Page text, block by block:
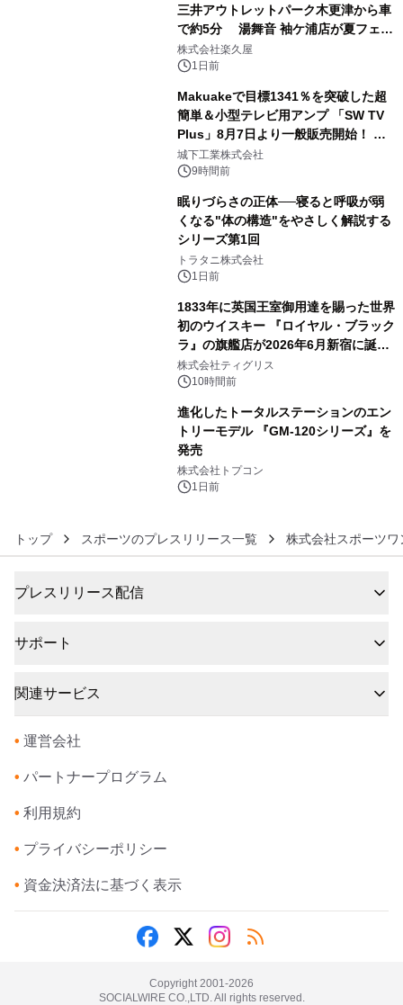
三井アウトレットパーク木更津から車
で約5分 湯舞音 袖ケ浦店が夏フェア
メニューを提供
株式会社楽久屋
1日前
Makuakeで目標1341％を突破した超
簡単＆小型テレビ用アンプ 「SW TV
Plus」8月7日より一般販売開始！ ケ
ーブル1本つなぐだけ、テレビの音が
ぐっと豊かに
城下工業株式会社
9時間前
眠りづらさの正体──寝ると呼吸が弱
くなる"体の構造"をやさしく解説する
シリーズ第1回
トラタニ株式会社
1日前
1833年に英国王室御用達を賜った世界
初のウイスキー 『ロイヤル・ブラック
ラ』の旗艦店が2026年6月新宿に誕
生 バカルディ ジャパンと連携した
没入型バー「BAR Arca」
株式会社ティグリス
10時間前
進化したトータルステーションのエン
トリーモデル 『GM-120シリーズ』を
発売
株式会社トプコン
1日前
トップ スポーツのプレスリリース一覧 株式会社スポーツワ
プレスリリース配信
サポート
関連サービス
• 運営会社
• パートナープログラム
• 利用規約
• プライバシーポリシー
• 資金決済法に基づく表示
Copyright 2001-2026
SOCIALWIRE CO.,LTD. All rights reserved.